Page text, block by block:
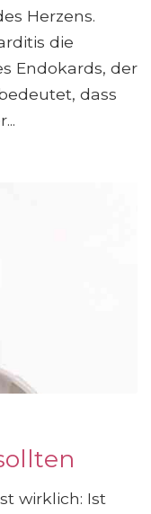
Herzens.
die
Endokards, der
dass
wirklich: Ist